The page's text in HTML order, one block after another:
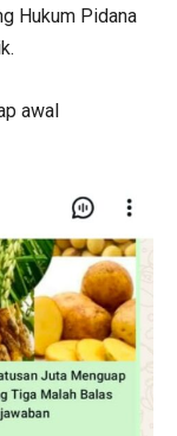
Hukum Pidana
awal